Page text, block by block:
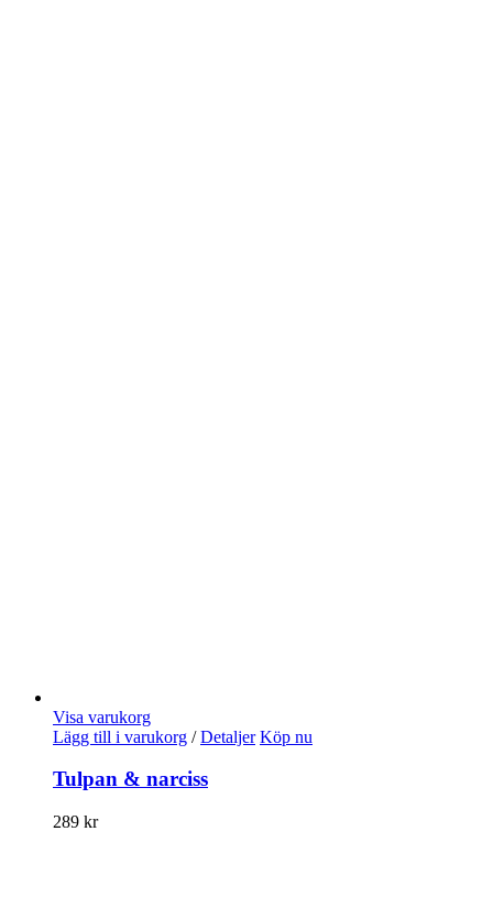
Visa varukorg
Lägg till i varukorg / Detaljer Köp nu
Tulpan & narciss
289 kr